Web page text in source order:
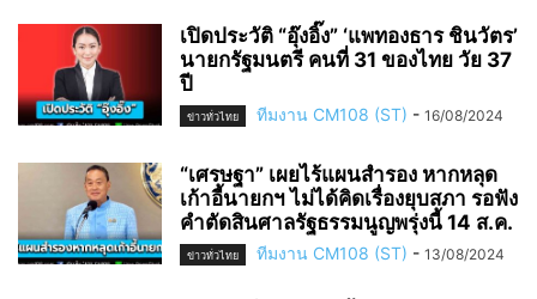
เปิดประวัติ “อุ๊งอิ๊ง” ‘แพทองธาร ชินวัตร’
นายกรัฐมนตรี คนที่ 31 ของไทย วัย 37
ปี
ข่าวทั่วไทย ทีมงาน CM108 (ST) - 16/08/2024
“เศรษฐา” เผยไร้แผนสำรอง หากหลุด
เก้าอี้นายกฯ ไม่ได้คิดเรื่องยุบสภา รอฟัง
คำตัดสินศาลรัฐธรรมนูญพรุ่งนี้ 14 ส.ค.
ข่าวทั่วไทย ทีมงาน CM108 (ST) - 13/08/2024